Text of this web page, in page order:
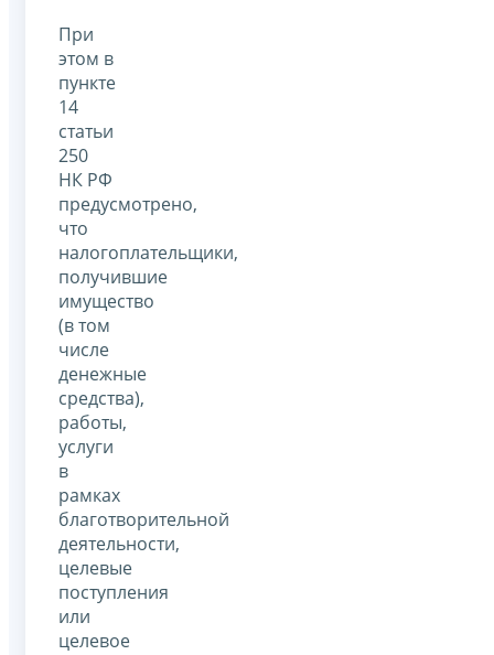
При
этом в
пункте
14
статьи
250
НК РФ
предусмотрено,
что
налогоплательщики,
получившие
имущество
(в том
числе
денежные
средства),
работы,
услуги
в
рамках
благотворительной
деятельности,
целевые
поступления
или
целевое